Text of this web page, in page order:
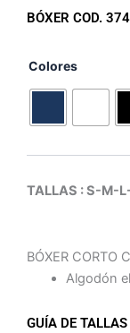
BÓXER COD. 374
Colores
TALLAS : S-M-
BÓXER CORTO
Algodón
GUÍA DE TALLAS